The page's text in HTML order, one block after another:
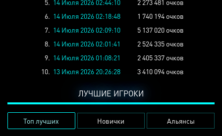
5. 14 Июля 2026 02:44:10
2 273 481 очков
6. 14 Июля 2026 02:18:48
1 740 194 очков
7. 14 Июля 2026 02:09:10
5 137 020 очков
8. 14 Июля 2026 02:01:41
2 524 335 очков
9. 14 Июля 2026 01:08:21
2 405 337 очков
10. 13 Июля 2026 20:26:28 3 410 094 очков
ЛУЧШИЕ ИГРОКИ
Топ лучших Новички Альянсы